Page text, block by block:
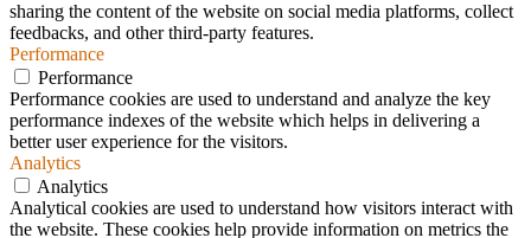
sharing the content of the website on social media platforms, collect
feedbacks, and other third-party features.
Performance
Performance
Performance cookies are used to understand and analyze the key
performance indexes of the website which helps in delivering a
better user experience for the visitors.
Analytics
Analytics
Analytical cookies are used to understand how visitors interact with
the website. These cookies help provide information on metrics the